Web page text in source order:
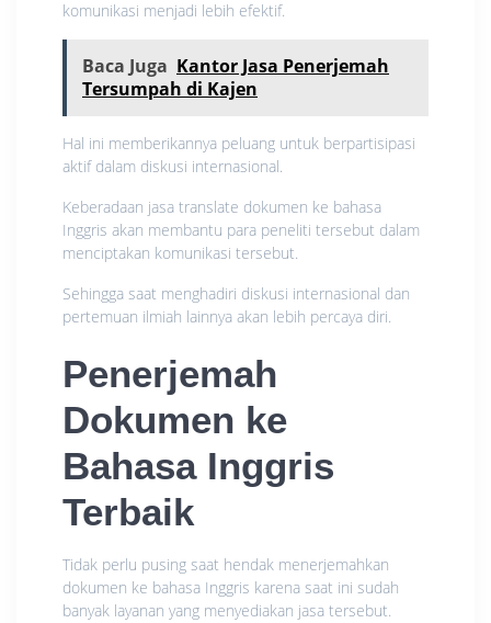
komunikasi menjadi lebih efektif.
Baca Juga Kantor Jasa Penerjemah
Tersumpah di Kajen
Hal ini memberikannya peluang untuk berpartisipasi
aktif dalam diskusi internasional.
Keberadaan jasa translate dokumen ke bahasa
Inggris akan membantu para peneliti tersebut dalam
menciptakan komunikasi tersebut.
Sehingga saat menghadiri diskusi internasional dan
pertemuan ilmiah lainnya akan lebih percaya diri.
Penerjemah
Dokumen ke
Bahasa Inggris
Terbaik
Tidak perlu pusing saat hendak menerjemahkan
dokumen ke bahasa Inggris karena saat ini sudah
banyak layanan yang menyediakan jasa tersebut.